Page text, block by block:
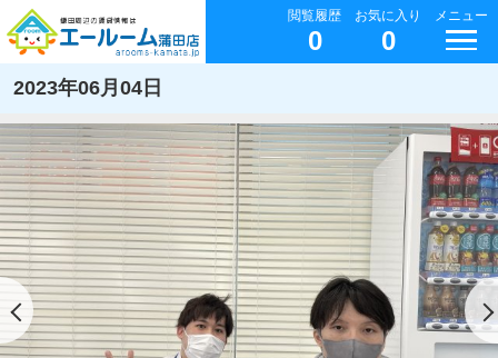
閲覧履歴
0
お気に入り
0
メニュー
2023年06月04日